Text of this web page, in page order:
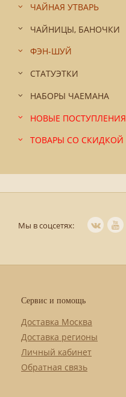
ЧАЙНАЯ УТВАРЬ
ЧАЙНИЦЫ, БАНОЧКИ
ФЭН-ШУЙ
СТАТУЭТКИ
НАБОРЫ ЧАЕМАНА
НОВЫЕ ПОСТУПЛЕНИЯ
ТОВАРЫ СО СКИДКОЙ
Мы в соцсетях:
Сервис и помощь
Доставка Москва
Доставка регионы
Личный кабинет
Обратная связь